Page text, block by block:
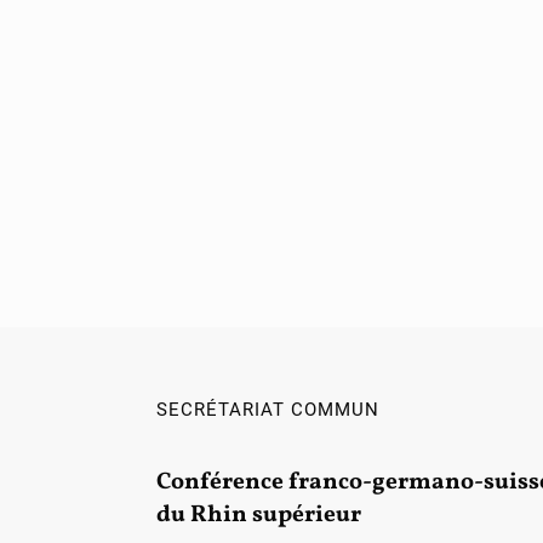
SECRÉTARIAT COMMUN
Conférence franco-germano-
du Rhin supérieur